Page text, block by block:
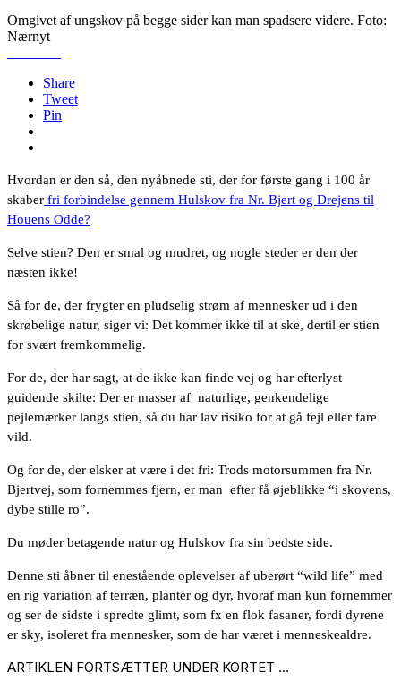
Omgivet af ungskov på begge sider kan man spadsere videre. Foto:
Nærnyt
Share
Tweet
Pin
Hvordan er den så, den nyåbnede sti, der for første gang i 100 år
skaber fri forbindelse gennem Hulskov fra Nr. Bjert og Drejens til
Houens Odde?
Selve stien? Den er smal og mudret, og nogle steder er den der
næsten ikke!
Så for de, der frygter en pludselig strøm af mennesker ud i den
skrøbelige natur, siger vi: Det kommer ikke til at ske, dertil er stien
for svært fremkommelig.
For de, der har sagt, at de ikke kan finde vej og har efterlyst
guidende skilte: Der er masser af naturlige, genkendelige
pejlemærker langs stien, så du har lav risiko for at gå fejl eller fare
vild.
Og for de, der elsker at være i det fri: Trods motorsummen fra Nr.
Bjertvej, som fornemmes fjern, er man efter få øjeblikke “i skovens,
dybe stille ro”.
Du møder betagende natur og Hulskov fra sin bedste side.
Denne sti åbner til enestående oplevelser af uberørt “wild life” med
en rig variation af terræn, planter og dyr, hvoraf man kun fornemmer
og ser de sidste i spredte glimt, som fx en flok fasaner, fordi dyrene
er sky, isoleret fra mennesker, som de har været i menneskealdre.
ARTIKLEN FORTSÆTTER UNDER KORTET …